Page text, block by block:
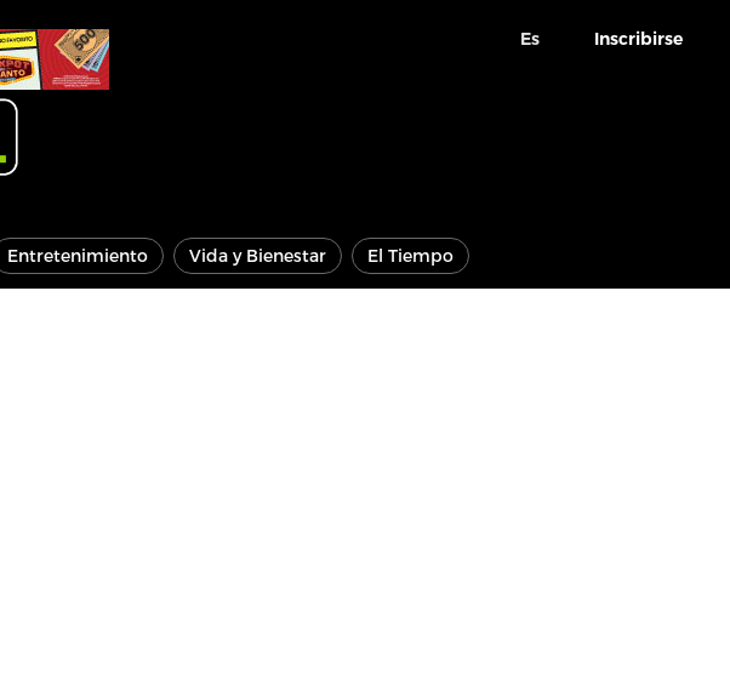
Es Inscribirse
Entretenimiento Vida y Bienestar El Tiempo